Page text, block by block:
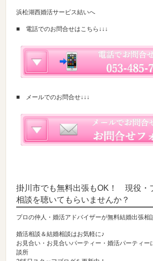
浜松湖西婚活サービス結いへ
■ 電話でのお問合せはこちら↓↓↓
■ メールでのお問合せ↓↓↓
掛川市でも無料出張もOK！ 現役・
相談を聴いてもらいませんか？
プロの仲人・婚活アドバイザーが無料結婚出張相
婚活相談＆結婚相談はお気軽に♪
お見合い・お見合いパーティー・婚活パーティー
談所